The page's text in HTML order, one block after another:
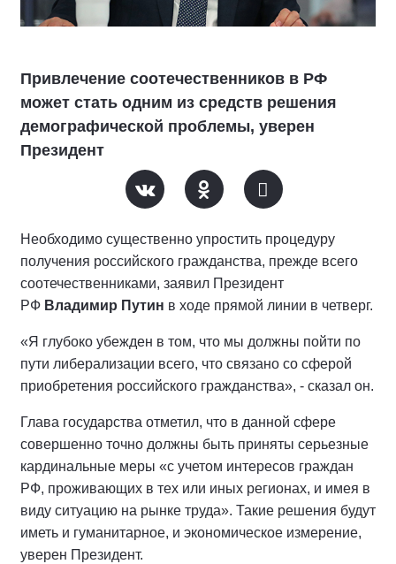
Привлечение соотечественников в РФ
может стать одним из средств решения
демографической проблемы, уверен
Президент
Необходимо существенно упростить процедуру
получения российского гражданства, прежде всего
соотечественниками, заявил Президент
РФ Владимир Путин в ходе прямой линии в четверг.
«Я глубоко убежден в том, что мы должны пойти по
пути либерализации всего, что связано со сферой
приобретения российского гражданства», - сказал он.
Глава государства отметил, что в данной сфере
совершенно точно должны быть приняты серьезные
кардинальные меры «с учетом интересов граждан
РФ, проживающих в тех или иных регионах, и имея в
виду ситуацию на рынке труда». Такие решения будут
иметь и гуманитарное, и экономическое измерение,
уверен Президент.